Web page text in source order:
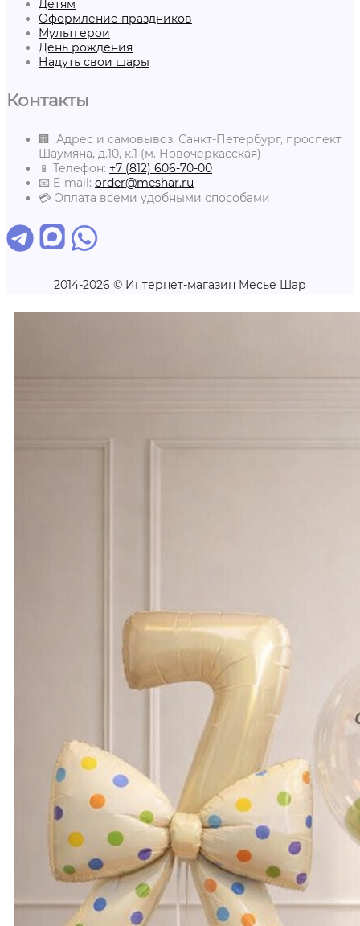
Детям
Оформление праздников
Мультгерои
День рождения
Надуть свои шары
Контакты
🏢 Адрес и самовывоз: Санкт-Петербург, проспект
Шаумяна, д.10, к.1 (м. Новочеркасская)
📱 Телефон: +7 (812) 606-70-00
📧 E-mail: order@meshar.ru
💳 Оплата всеми удобными способами
2014-2026 © Интернет-магазин Месье Шар